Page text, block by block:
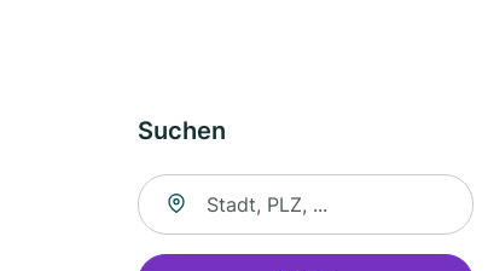
Suchen
Suche nach Ort